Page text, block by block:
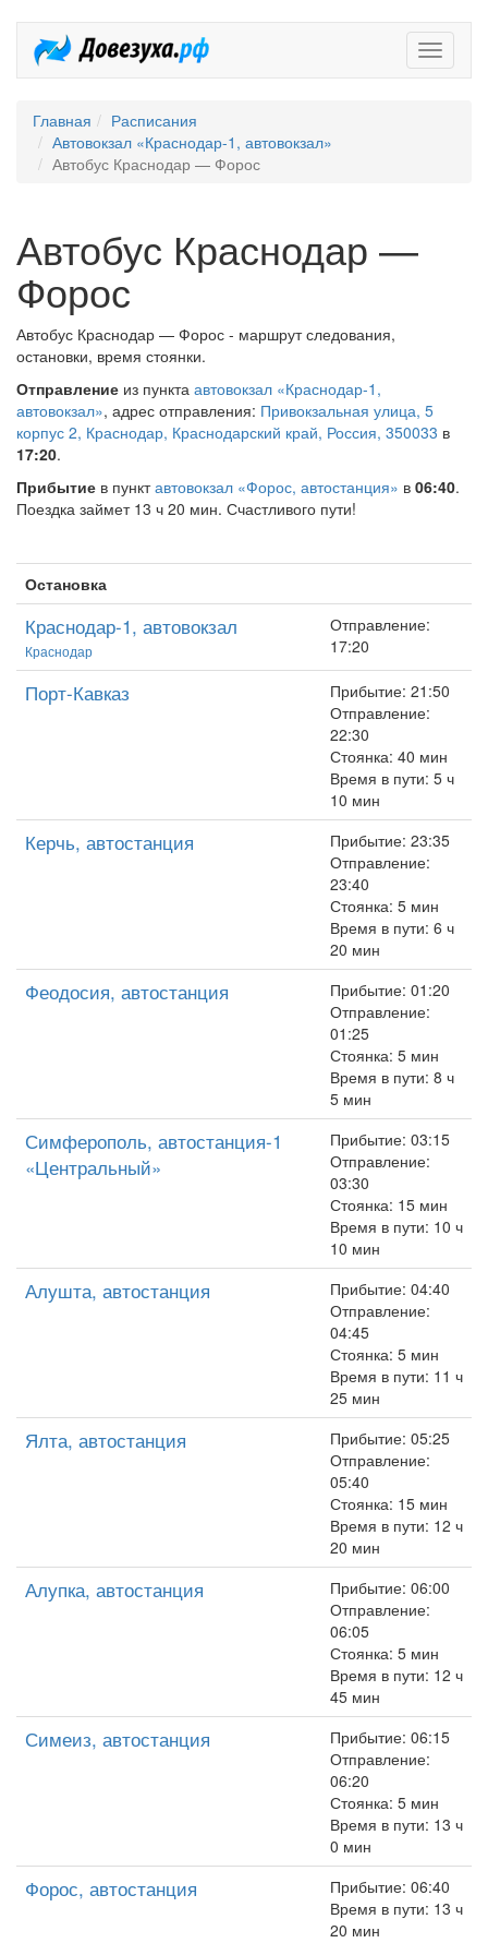
Главная
Расписания
Автовокзал «Краснодар-1, автовокзал»
Автобус Краснодар — Форос
Автобус Краснодар —
Форос
Автобус Краснодар — Форос - маршрут следования,
остановки, время стоянки.
Отправление из пункта автовокзал «Краснодар-1,
автовокзал», адрес отправления: Привокзальная улица, 5
корпус 2, Краснодар, Краснодарский край, Россия, 350033 в
17:20.
Прибытие в пунктавтовокзал «Форос, автостанция» в 06:40.
Поездка займет 13 ч 20 мин. Счастливого пути!
Остановка
Краснодар-1, автовокзал
Краснодар
Отправление:
17:20
Порт-Кавказ
Прибытие: 21:50
Отправление:
22:30
Стоянка: 40 мин
Время в пути: 5 ч
10 мин
Керчь, автостанция
Прибытие: 23:35
Отправление:
23:40
Стоянка: 5 мин
Время в пути: 6 ч
20 мин
Феодосия, автостанция
Прибытие: 01:20
Отправление:
01:25
Стоянка: 5 мин
Время в пути: 8 ч
5 мин
Симферополь, автостанция-1
«Центральный»
Прибытие: 03:15
Отправление:
03:30
Стоянка: 15 мин
Время в пути: 10 ч
10 мин
Алушта, автостанция
Прибытие: 04:40
Отправление:
04:45
Стоянка: 5 мин
Время в пути: 11 ч
25 мин
Ялта, автостанция
Прибытие: 05:25
Отправление:
05:40
Стоянка: 15 мин
Время в пути: 12 ч
20 мин
Алупка, автостанция
Прибытие: 06:00
Отправление:
06:05
Стоянка: 5 мин
Время в пути: 12 ч
45 мин
Симеиз, автостанция
Прибытие: 06:15
Отправление:
06:20
Стоянка: 5 мин
Время в пути: 13 ч
0 мин
Форос, автостанция
Прибытие: 06:40
Время в пути: 13 ч
20 мин